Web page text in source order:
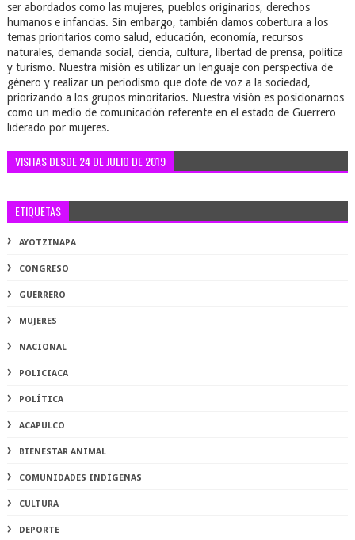
ser abordados como las mujeres, pueblos originarios, derechos
humanos e infancias. Sin embargo, también damos cobertura a los
temas prioritarios como salud, educación, economía, recursos
naturales, demanda social, ciencia, cultura, libertad de prensa, política
y turismo. Nuestra misión es utilizar un lenguaje con perspectiva de
género y realizar un periodismo que dote de voz a la sociedad,
priorizando a los grupos minoritarios. Nuestra visión es posicionarnos
como un medio de comunicación referente en el estado de Guerrero
liderado por mujeres.
VISITAS DESDE 24 DE JULIO DE 2019
ETIQUETAS
AYOTZINAPA
CONGRESO
GUERRERO
MUJERES
NACIONAL
POLICIACA
POLÍTICA
ACAPULCO
BIENESTAR ANIMAL
COMUNIDADES INDÍGENAS
CULTURA
DEPORTE